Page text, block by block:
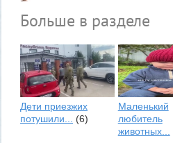
Больше в разделе
Дети приезжих
потушили...
(6)
Маленький
любитель
животных...